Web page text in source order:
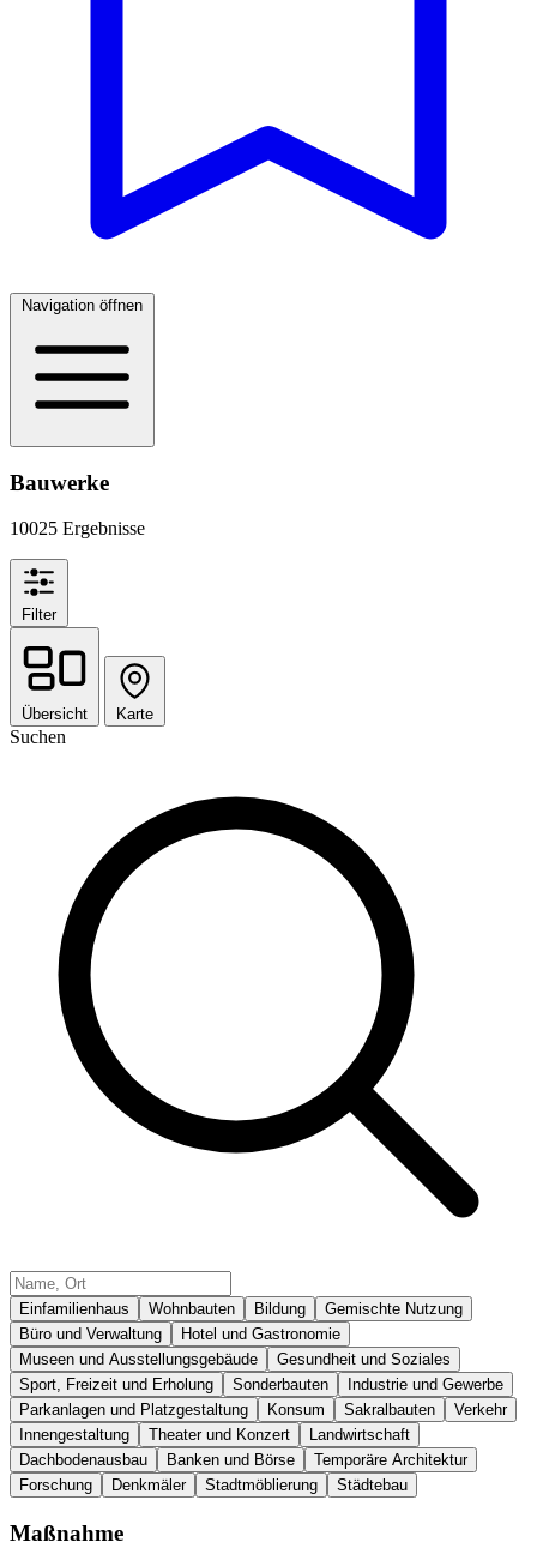
Navigation öffnen
Bauwerke
10025 Ergebnisse
Filter
Übersicht Karte
Suchen
Einfamilienhaus Wohnbauten Bildung
Gemischte Nutzung
Büro und Verwaltung
Hotel und Gastronomie
Museen und Ausstellungsgebäude
Gesundheit und Soziales
Sport, Freizeit und Erholung
Sonderbauten
Industrie und Gewerbe
Parkanlagen und Platzgestaltung
Konsum Sakralbauten
Verkehr
Innengestaltung
Theater und Konzert
Landwirtschaft
Dachbodenausbau
Banken und Börse
Temporäre Architektur
Forschung
Denkmäler Stadtmöblierung Städtebau
Maßnahme